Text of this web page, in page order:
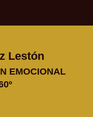
Lestón
EMOCIONAL